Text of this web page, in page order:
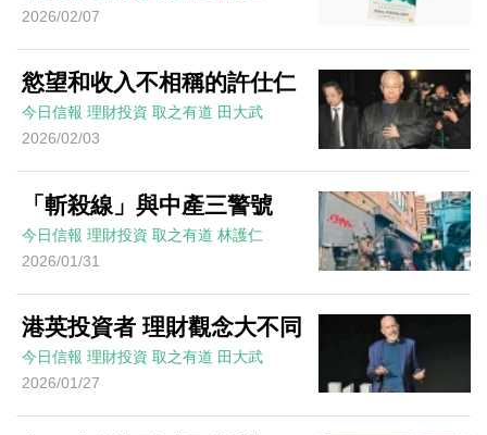
2026/02/07
慾望和收入不相稱的許仕仁
今日信報 理財投資 取之有道 田大武
2026/02/03
「斬殺線」與中產三警號
今日信報 理財投資 取之有道 林護仁
2026/01/31
港英投資者 理財觀念大不同
今日信報 理財投資 取之有道 田大武
2026/01/27